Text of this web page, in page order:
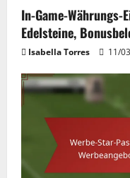
In-Game-Währungs-
Edelsteine,
Isabella Torres 11/